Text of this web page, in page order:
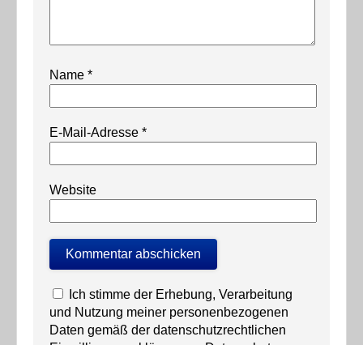
Name *
E-Mail-Adresse *
Website
Ich stimme der Erhebung, Verarbeitung
und Nutzung meiner personenbezogenen
Daten gemäß der datenschutzrechtlichen